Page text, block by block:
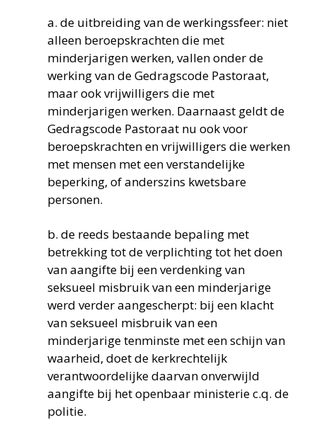
a. de uitbreiding van de werkingssfeer: niet
alleen beroepskrachten die met
minderjarigen werken, vallen onder de
werking van de Gedragscode Pastoraat,
maar ook vrijwilligers die met
minderjarigen werken. Daarnaast geldt de
Gedragscode Pastoraat nu ook voor
beroepskrachten en vrijwilligers die werken
met mensen met een verstandelijke
beperking, of anderszins kwetsbare
personen.
b. de reeds bestaande bepaling met
betrekking tot de verplichting tot het doen
van aangifte bij een verdenking van
seksueel misbruik van een minderjarige
werd verder aangescherpt: bij een klacht
van seksueel misbruik van een
minderjarige tenminste met een schijn van
waarheid, doet de kerkrechtelijk
verantwoordelijke daarvan onverwijld
aangifte bij het openbaar ministerie c.q. de
politie.